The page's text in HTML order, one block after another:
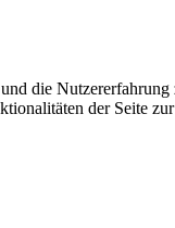
die
der Seite